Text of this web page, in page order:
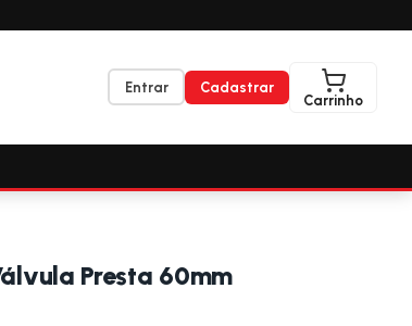
Entrar
Cadastrar
Carrinho
Presta 60mm